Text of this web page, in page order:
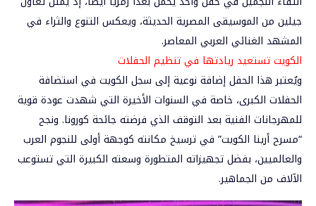
جيلين من الموسيقى المصرية الحديثة، ويعكس التنوع والثراء في
المشهد الغنائي العربي المعاصر.
الكويت تستعيد ريادتها في تنظيم الحفلات
ويُعتبر هذا الحفل إضافة نوعية إلى سجل الكويت في استضافة
الحفلات الكبرى، خاصة في السنوات الأخيرة التي شهدت عودة قوية
للمهرجانات الفنية بعد التوقف الذي فرضته جائحة كورونا. ونجح
“مسرح أرينا الكويت” في ترسيخ مكانته كوجهة أولى للنجوم العرب
والعالميين، بفضل تجهيزاته المتطورة وسعته الكبيرة التي تستوعب
الآلاف من الجماهير.